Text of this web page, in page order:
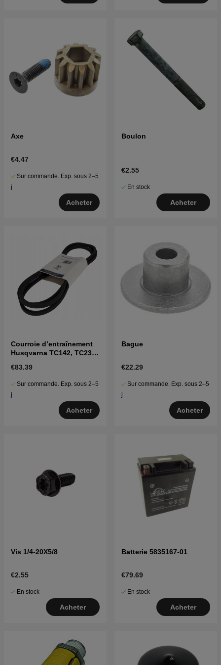
pour Jonsered LT 2320 CMA2 2013-06 (96051011200)
Cliquez ici pour la vue éclatée et la liste des pièces
pour Jonsered LT2320 CMA2 2015-12 (96051008402)
Cliquez ici pour la vue éclatée et la liste des pièces
pour Jonsered LT2320 CMA2 2018-08 (96051008404)
Axe
€4.47
Sur commande. Exp. sous 2–5
j
Acheter
Boulon
€2.55
En stock
Acheter
Courroie d’entraînement
Husqvarna TC142, TC238,
etc
€83.39
Sur commande. Exp. sous 2–5
j
Acheter
Bague
€22.29
Sur commande. Exp. sous 2–5
j
Acheter
Vis 1/4-20X5/8
€2.55
En stock
Acheter
Batterie 5835167-01
€79.69
En stock
Acheter